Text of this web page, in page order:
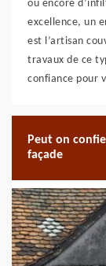
ou encore
excellence, un
est l’artisan
travaux de ce
confiance pour
Peut on
façade